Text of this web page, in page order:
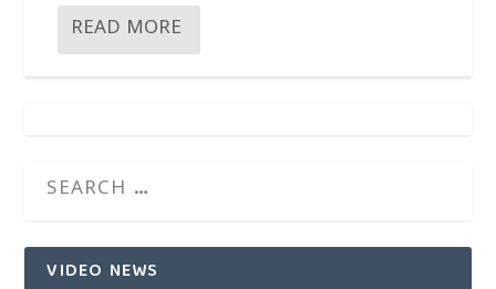
READ MORE
VIDEO NEWS